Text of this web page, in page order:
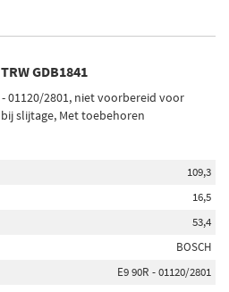
GDB1841
- 01120/2801, niet voorbereid voor
slijtage, Met toebehoren
109,3
16,5
53,4
BOSCH
E9 90R - 01120/2801